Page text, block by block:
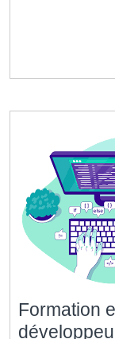
Formation